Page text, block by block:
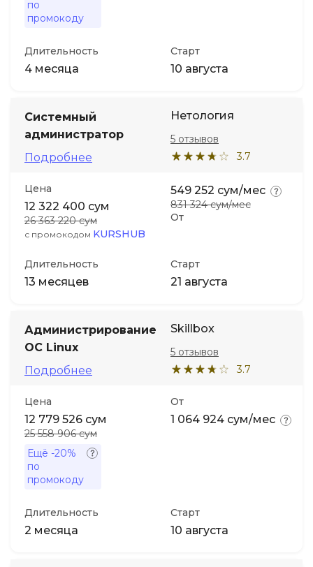
по
промокоду
Длительность
4 месяца
Старт
10 августа
Системный
администратор
Подробнее
Нетология
3.7
5 отзывов
Цена
12 322 400 сум
26 363 220 сум
с промокодом KURSHUB
От
549 252 сум/мес
831 324 сум/мес
Длительность
13 месяцев
Старт
21 августа
Администрирование
ОС Linux
Подробнее
Skillbox
3.7
5 отзывов
Цена
12 779 526 сум
25 558 906 сум
Ещё -20%
по
промокоду
От
1 064 924 сум/мес
Длительность
2 месяца
Старт
10 августа